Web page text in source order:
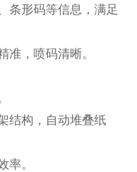
条形码等信息，满足
准，喷码清晰。
结构，自动堆叠纸
率。